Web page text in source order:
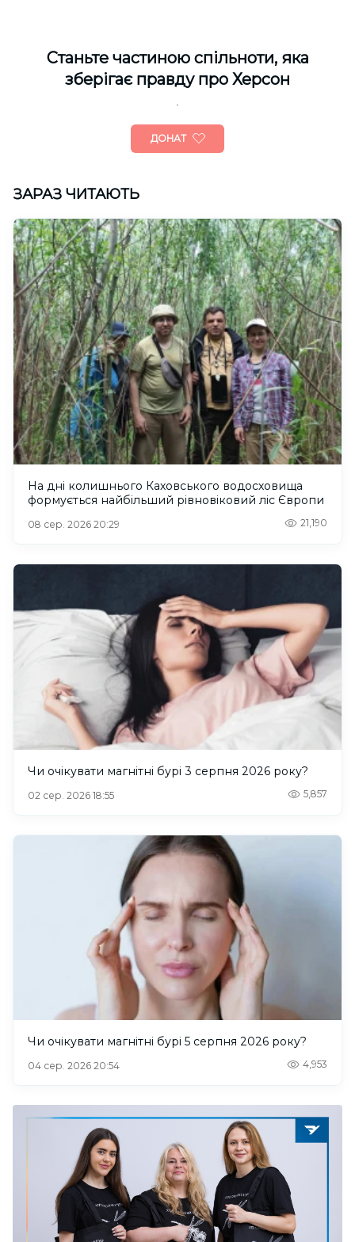
Cтаньте частиною спільноти, яка
зберігає правду про Херсон
ДОНАТ
ЗАРАЗ ЧИТАЮТЬ
На дні колишнього Каховського водосховища
формується найбільший рівновіковий ліс Європи
08 сер. 2026 20:29 21,190
Чи очікувати магнітні бурі 3 серпня 2026 року?
02 сер. 2026 18:55 5,857
Чи очікувати магнітні бурі 5 серпня 2026 року?
04 сер. 2026 20:54 4,953